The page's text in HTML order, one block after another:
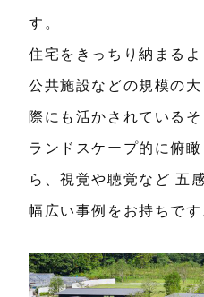
す。
住宅をきっちり納まるよ
公共施設などの規模の
際にも活かされているそ
ランドスケープ的に俯
ら、視覚や聴覚など 五
幅広い事例をお持ちです